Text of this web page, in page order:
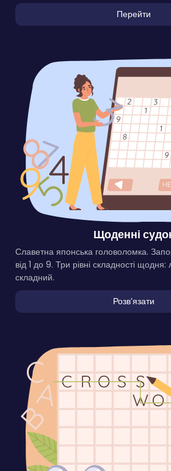
Перейти
Щоденні
Славетна японська головоломка.
від 1 до 9. Три рівні складності щодня:
складний.
Розвʼязати